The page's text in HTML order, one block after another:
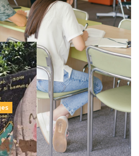
au superfétatoire, voire à…
victimes de la guerre, des
des déplacements de